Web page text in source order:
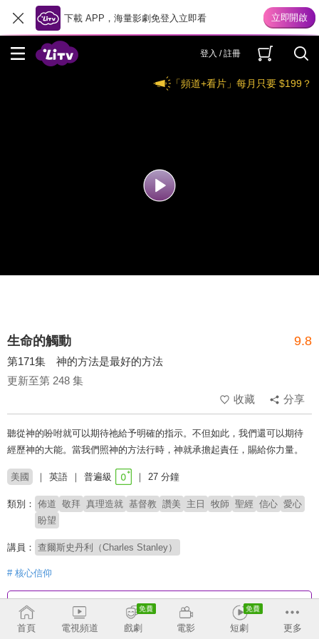
下載 APP，海量影劇免登入立即看
登入 / 註冊
「頻道+看片」每月只要 $199？
生命的觸動 9.8
第171集 神的方法是最好的方法
更新至第 248 集
收藏
分享
聽從神的吩咐就可以期待祂給予明確的指示。不但如此，我們還可以期待
經歷神的大能。當我們照神的方法行時，神就承擔起責任，賜給你力量。
美國 英語 普遍級 27 分鐘
類別： 佈道 敬拜 真理造就 基督教 讚美 主日 牧師 聖經 信心 愛心
盼望
講員： 查爾斯史丹利（Charles Stanley）
# 核心信仰
收回
首頁 電視頻道 戲劇 電影 短劇 更多